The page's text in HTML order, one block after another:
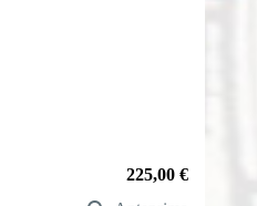
Prezzo
225,00 €